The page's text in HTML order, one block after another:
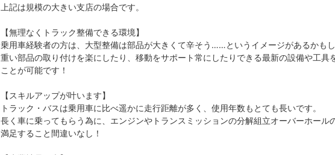
上記は規模の大きい支店の場合です。
【無理なくトラック整備できる環境】
乗用車経験者の方は、大型整備は部品が大きくて辛そう……というイメージがあるかも
重い部品の取り付けを楽にしたり、移動をサポート常にしたりできる最新の設備や工
ことが可能です！
【スキルアップが叶います】
トラック・バスは乗用車に比べ遥かに走行距離が多く、使用年数もとても長いです。
長く車に乗ってもらう為に、エンジンやトランスミッションの分解組立オーバーホー
満足すること間違いなし！